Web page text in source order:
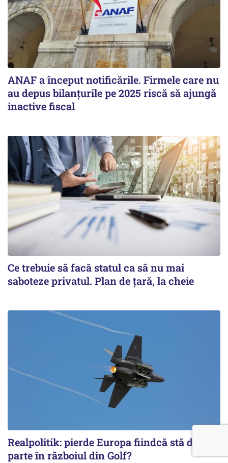
ANAF a început notificările. Firmele care nu
au depus bilanțurile pe 2025 riscă să ajungă
inactive fiscal
Ce trebuie să facă statul ca să nu mai
saboteze privatul. Plan de țară, la cheie
Realpolitik: pierde Europa fiindcă stă de-o
parte în războiul din Golf?